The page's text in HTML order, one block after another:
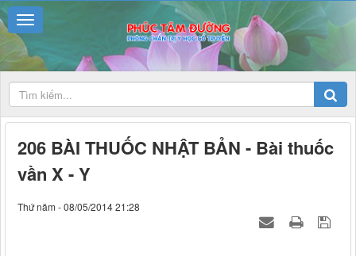
206 BÀI THUỐC NHẬT BẢN - Bài thuốc
vần X - Y
Thứ năm - 08/05/2014 21:28